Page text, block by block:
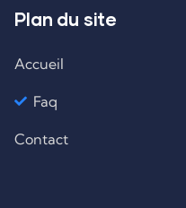
Plan du site
Accueil
Faq
Contact